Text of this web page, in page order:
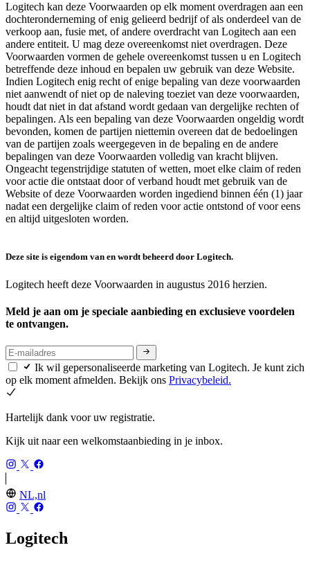
Logitech kan deze Voorwaarden op elk moment overdragen aan een
dochteronderneming of enig gelieerd bedrijf of als onderdeel van de
verkoop aan, fusie met, of andere overdracht van Logitech aan een
andere entiteit. U mag deze overeenkomst niet overdragen. Deze
Voorwaarden vormen de gehele overeenkomst tussen u en Logitech
betreffende deze inhoud en bepalen uw gebruik van deze Website.
Indien Logitech enig recht of enige bepaling van deze voorwaarden
niet aanwendt of niet op de naleving toeziet van deze voorwaarden,
houdt dat niet in dat afstand wordt gedaan van dergelijke rechten of
bepalingen. Als een bepaling van deze Voorwaarden ongeldig wordt
bevonden, komen de partijen niettemin overeen dat de bedoelingen
van de partijen zoals weergegeven in de bepaling en de andere
bepalingen van deze Voorwaarden volledig van kracht blijven.
Ongeacht tegenstrijdige statuten of wetten, moet elke claim of reden
voor actie die ontstaat door of verband houdt met gebruik van de
Website of deze Voorwaarden worden ingediend binnen één (1) jaar
nadat een dergelijke claim of reden voor actie ontstond of voor eens
en altijd uitgesloten worden.
Deze site is eigendom van en wordt beheerd door Logitech.
Logitech heeft deze Voorwaarden in augustus 2016 herzien.
Meld je aan om je speciale aanbieding en exclusieve voordelen
te ontvangen.
Ik wil gepersonaliseerde marketing van Logitech. Je kunt zich
op elk moment afmelden. Bekijk ons Privacybeleid.
Hartelijk dank voor uw registratie.
Kijk uit naar een welkomstaanbieding in je inbox.
NL,nl
Logitech